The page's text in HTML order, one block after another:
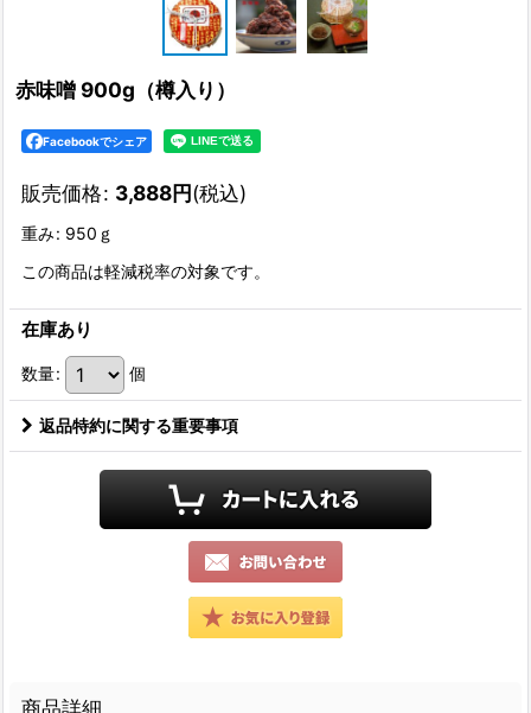
赤味噌 900g（樽入り）
Facebookでシェア
販売価格: 3,888円(税込)
重み: 950ｇ
この商品は軽減税率の対象です。
在庫あり
数量: 個
返品特約に関する重要事項
商品詳細